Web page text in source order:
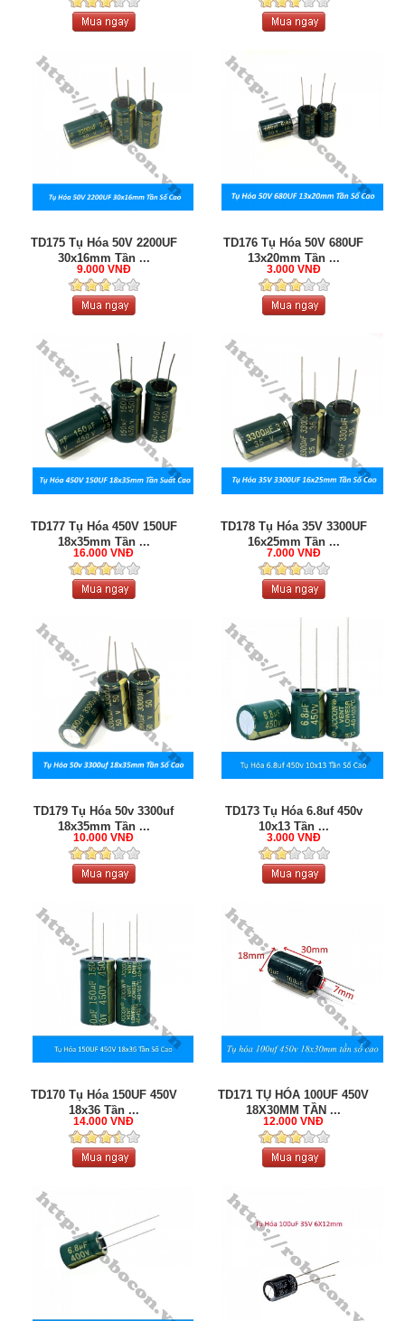
TD175 Tụ Hóa 50V 2200UF
30x16mm Tần ...
9.000 VNĐ
TD176 Tụ Hóa 50V 680UF
13x20mm Tần ...
3.000 VNĐ
TD177 Tụ Hóa 450V 150UF
18x35mm Tần ...
16.000 VNĐ
TD178 Tụ Hóa 35V 3300UF
16x25mm Tần ...
7.000 VNĐ
TD179 Tụ Hóa 50v 3300uf
18x35mm Tần ...
10.000 VNĐ
TD173 Tụ Hóa 6.8uf 450v
10x13 Tần ...
3.000 VNĐ
TD170 Tụ Hóa 150UF 450V
18x36 Tần ...
14.000 VNĐ
TD171 TỤ HÓA 100UF 450V
18X30MM TẦN ...
12.000 VNĐ